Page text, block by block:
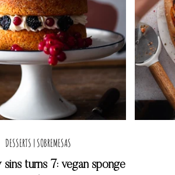
sins turns 7: vegan sponge
DESSERTS | SOBREMESAS